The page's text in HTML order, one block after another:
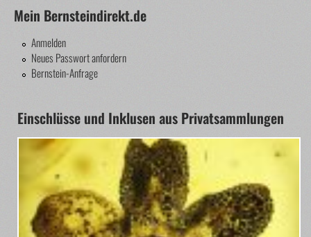
Mein Bernsteindirekt.de
Anmelden
Neues Passwort anfordern
Bernstein-Anfrage
Einschlüsse und Inklusen aus Privatsammlungen